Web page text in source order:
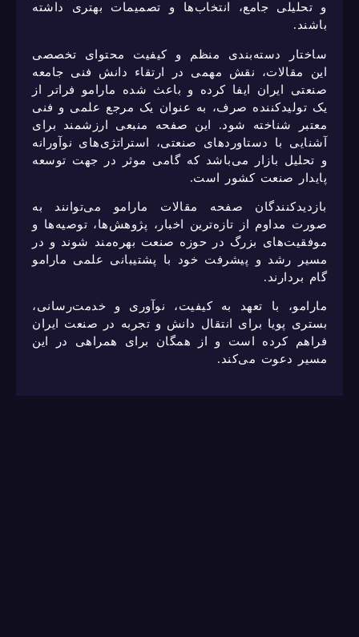
و تحلیلی جامع، انتخاب‌ها و تصمیمات بهتری داشته
باشند.
ساختار دسته‌بندی منظم و کیفیت محتوای تخصصی
این مقالات، نقش مهمی در ارتقاء دانش فنی جامعه
صنعتی ایران ایفا کرده و باعث شده مارامو فراتر از
یک تولیدکننده صرف، به عنوان یک مرجع علمی و فنی
معتبر شناخته شود. این صفحه منبعی ارزشمند برای
آشنایی با دستاوردهای صنعتی، استراتژی‌های نوآورانه
و تحلیل بازار می‌باشد که گامی موثر در جهت توسعه
پایدار صنعت کشور است.
بازدیدکنندگان صفحه مقالات مارامو می‌توانند به
صورت مداوم از تازه‌ترین اخبار، پژوهش‌ها، توصیه‌ها و
موفقیت‌های بزرگ در حوزه صنعت بهره‌مند شوند و در
مسیر رشد و پیشرفت خود با پشتیبانی علمی مارامو
گام بردارند.
مارامو، با تعهد به کیفیت، نوآوری و خدمت‌رسانی،
بستری پویا برای انتقال دانش و تجربه در صنعت ایران
فراهم کرده است و از همگان برای همراهی در این
مسیر دعوت می‌کند.